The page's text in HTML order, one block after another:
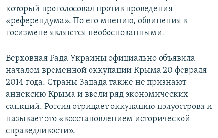
который проголосовал против проведения
«референдума». По его мнению, обвинения в
госизмене являются необоснованными.
Верховная Рада Украины официально объявила
началом временной оккупации Крыма 20 февраля
2014 года. Страны Запада также не признают
аннексию Крыма и ввели ряд экономических
санкций. Россия отрицает оккупацию полуострова и
называет это «восстановлением исторической
справедливости».